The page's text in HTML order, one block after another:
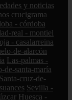
y noticias
crucigrama
- córdoba
real - montiel
- casalarreina
de-alarcón
Las-palmas -
de-santa-maría
Santa-cruz-de-
Sevilla -
Huesca -